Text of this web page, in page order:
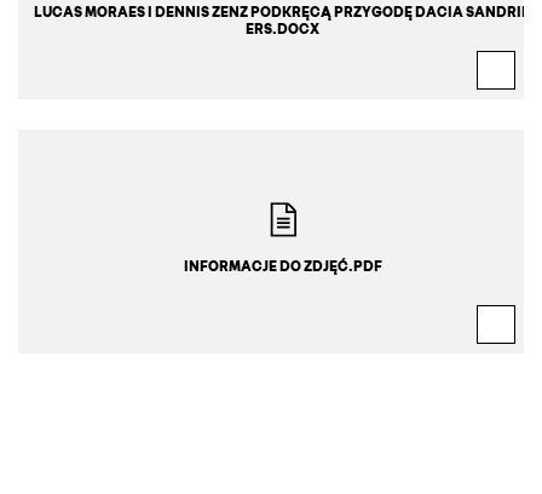
LUCAS MORAES I DENNIS ZENZ PODKRĘCĄ PRZYGODĘ DACIA SANDRID
ERS.DOCX
INFORMACJE DO ZDJĘĆ.PDF